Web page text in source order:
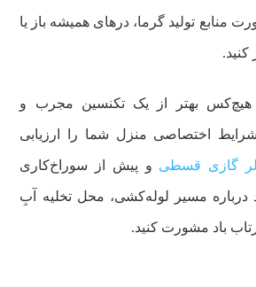
منابع تولید گرما، درهای همیشه باز یا
هیچ‌کس بهتر از یک تکنسین مجرب و
شرایط اختصاصی منزل شما را ارزیابی
گازی قسطی و پیش از سوراخ‌کاری
درباره مسیر لوله‌کشی، محل تخلیه آبِ
باد مشورت کنید.